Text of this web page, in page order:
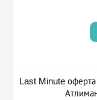
Last Minute